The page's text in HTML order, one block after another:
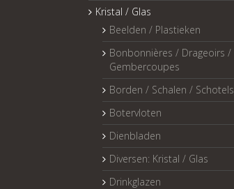
Kristal / Glas
Beelden / Plastieken
Bonbonnières / Drageoirs /
Gembercoupes
Borden / Schalen / Schotels
Botervloten
Dienbladen
Diversen: Kristal / Glas
Drinkglazen